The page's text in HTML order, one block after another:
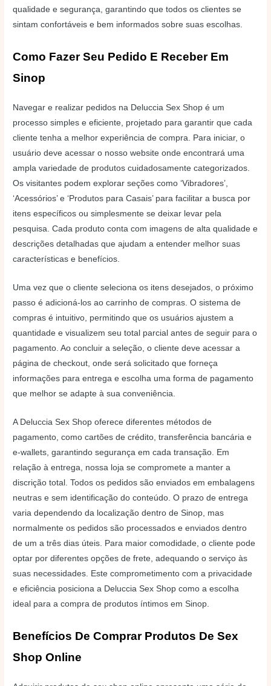
qualidade e segurança, garantindo que todos os clientes se
sintam confortáveis e bem informados sobre suas escolhas.
Como Fazer Seu Pedido E Receber Em
Sinop
Navegar e realizar pedidos na Deluccia Sex Shop é um
processo simples e eficiente, projetado para garantir que cada
cliente tenha a melhor experiência de compra. Para iniciar, o
usuário deve acessar o nosso website onde encontrará uma
ampla variedade de produtos cuidadosamente categorizados.
Os visitantes podem explorar seções como ‘Vibradores’,
‘Acessórios’ e ‘Produtos para Casais’ para facilitar a busca por
itens específicos ou simplesmente se deixar levar pela
pesquisa. Cada produto conta com imagens de alta qualidade e
descrições detalhadas que ajudam a entender melhor suas
características e benefícios.
Uma vez que o cliente seleciona os itens desejados, o próximo
passo é adicioná-los ao carrinho de compras. O sistema de
compras é intuitivo, permitindo que os usuários ajustem a
quantidade e visualizem seu total parcial antes de seguir para o
pagamento. Ao concluir a seleção, o cliente deve acessar a
página de checkout, onde será solicitado que forneça
informações para entrega e escolha uma forma de pagamento
que melhor se adapte à sua conveniência.
A Deluccia Sex Shop oferece diferentes métodos de
pagamento, como cartões de crédito, transferência bancária e
e-wallets, garantindo segurança em cada transação. Em
relação à entrega, nossa loja se compromete a manter a
discrição total. Todos os pedidos são enviados em embalagens
neutras e sem identificação do conteúdo. O prazo de entrega
varia dependendo da localização dentro de Sinop, mas
normalmente os pedidos são processados e enviados dentro
de um a três dias úteis. Para maior comodidade, o cliente pode
optar por diferentes opções de frete, adequando o serviço às
suas necessidades. Este comprometimento com a privacidade
e eficiência posiciona a Deluccia Sex Shop como a escolha
ideal para a compra de produtos íntimos em Sinop.
Benefícios De Comprar Produtos De Sex
Shop Online